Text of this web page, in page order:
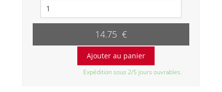
14.75 €
Expédition sous 2/5 jours ouvrables.